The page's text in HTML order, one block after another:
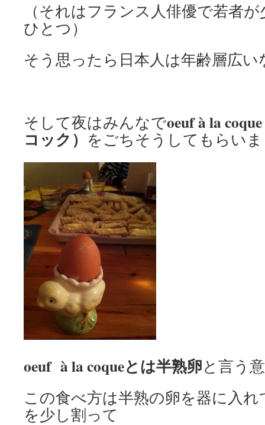
（それはフランス人俳優で若者
ひとつ）
そう思ったら日本人は年齢層広い
そして夜はみんなでoeuf à la
コック） をごちそうしてもらい
oeuf à la coqueとは半熟卵と言う
この食べ方は半熟の卵を器に入
を少し割って